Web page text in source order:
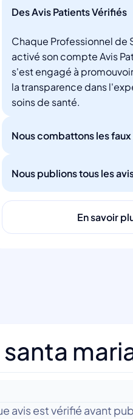
Des Avis Patients Vérifiés
Chaque Professionnel de
activé son compte Avis
s'est engagé à
la transparence dans
soins de santé.
Nous combattons les faux
Nous publions tous les
En savoir
avis est vérifié avant